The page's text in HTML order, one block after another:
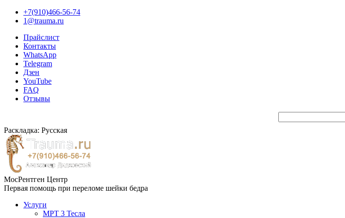
+7(910)466-56-74
1@trauma.ru
Прайслист
Контакты
WhatsApp
Telegram
Дзен
YouTube
FAQ
Отзывы
Раскладка: Русская
МосРентген Центр
Первая помощь при переломе шейки бедра
Услуги
МРТ 3 Тесла